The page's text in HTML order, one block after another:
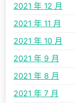
2021 年 12 月
2021 年 11 月
2021 年 10 月
2021 年 9 月
2021 年 8 月
2021 年 7 月